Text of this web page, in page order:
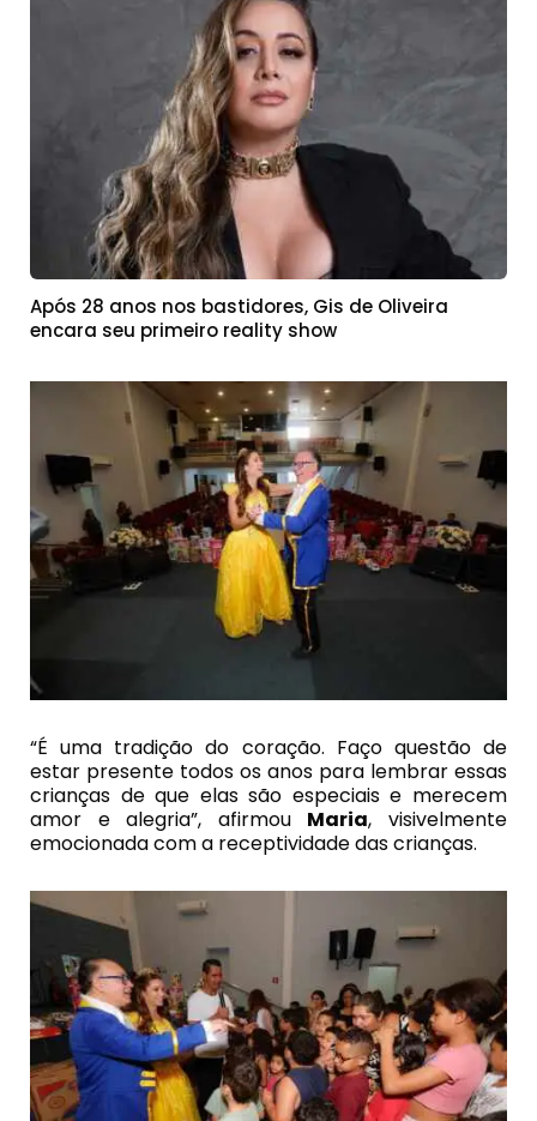
Após 28 anos nos bastidores, Gis de Oliveira
encara seu primeiro reality show
“É uma tradição do coração. Faço questão de
estar presente todos os anos para lembrar essas
crianças de que elas são especiais e merecem
amor e alegria”, afirmou Maria, visivelmente
emocionada com a receptividade das crianças.